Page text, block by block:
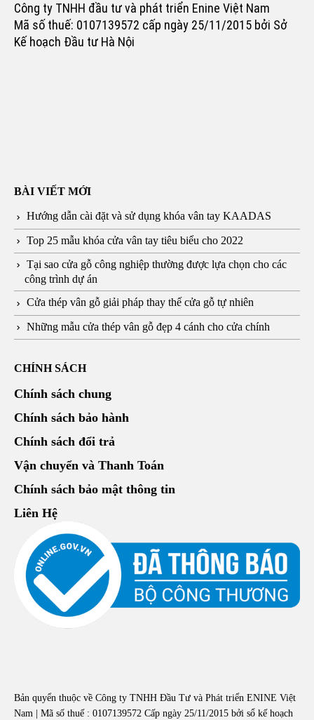
Công ty TNHH đầu tư và phát triển Enine Việt Nam
Mã số thuế: 0107139572 cấp ngày 25/11/2015 bởi Sở
Kế hoạch Đầu tư Hà Nội
BÀI VIẾT MỚI
Hướng dẫn cài đặt và sử dụng khóa vân tay KAADAS
Top 25 mẫu khóa cửa vân tay tiêu biểu cho 2022
Tại sao cửa gỗ công nghiệp thường được lựa chọn cho các
công trình dự án
Cửa thép vân gỗ giải pháp thay thế cửa gỗ tự nhiên
Những mẫu cửa thép vân gỗ đẹp 4 cánh cho cửa chính
CHÍNH SÁCH
Chính sách chung
Chính sách bảo hành
Chính sách đổi trả
Vận chuyển và Thanh Toán
Chính sách bảo mật thông tin
Liên Hệ
Bản quyển thuộc về Công ty TNHH Đầu Tư và Phát triển ENINE Việt
Nam | Mã số thuế : 0107139572 Cấp ngày 25/11/2015 bởi sổ kế hoạch